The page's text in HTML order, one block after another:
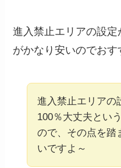
進入禁止エリアの設定
がかなり安いのでおす
進入禁止エリアの
100％大丈夫とい
ので、その点を踏
いですよ～